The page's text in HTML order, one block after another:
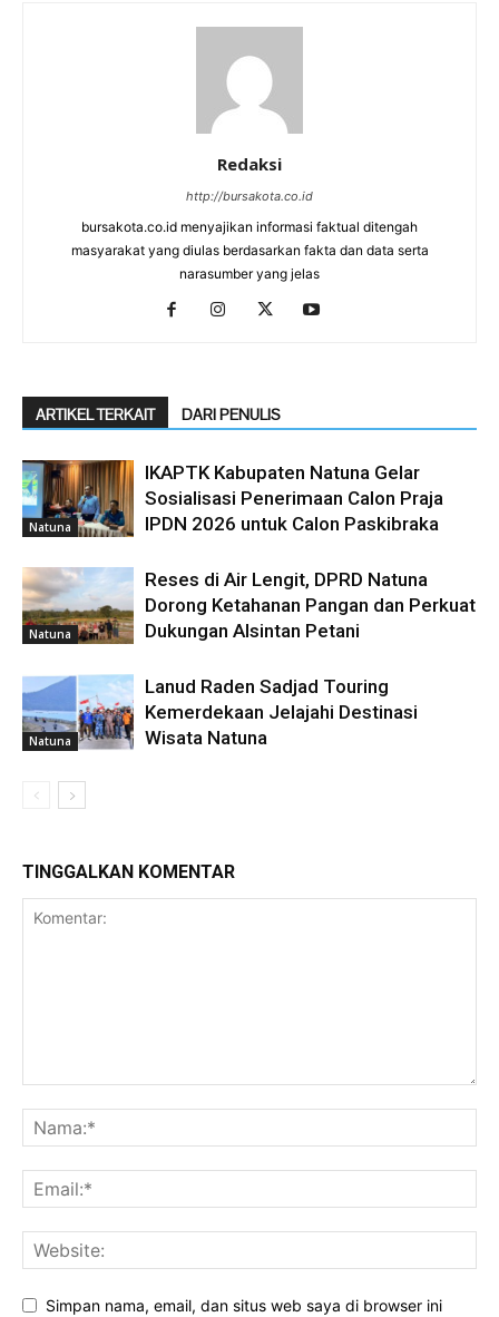
Redaksi
http://bursakota.co.id
bursakota.co.id menyajikan informasi faktual ditengah
masyarakat yang diulas berdasarkan fakta dan data serta
narasumber yang jelas
ARTIKEL TERKAIT DARI PENULIS
Natuna
IKAPTK Kabupaten Natuna Gelar
Sosialisasi Penerimaan Calon Praja
IPDN 2026 untuk Calon Paskibraka
Natuna
Reses di Air Lengit, DPRD Natuna
Dorong Ketahanan Pangan dan Perkuat
Dukungan Alsintan Petani
Natuna
Lanud Raden Sadjad Touring
Kemerdekaan Jelajahi Destinasi
Wisata Natuna
TINGGALKAN KOMENTAR
Simpan nama, email, dan situs web saya di browser ini